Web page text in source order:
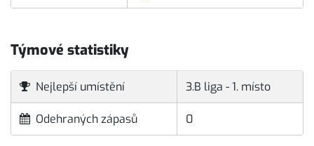
Týmové statistiky
Nejlepší umístění 3.B liga - 1. místo
Odehraných zápasů 0